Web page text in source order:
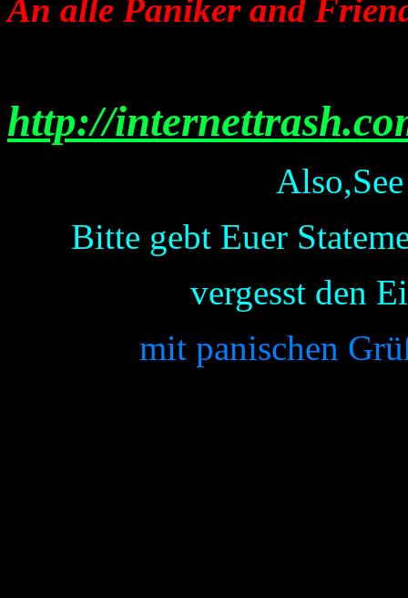
An alle Paniker and
http://
Bitte gebt Euer
vergesst den
mit panischen